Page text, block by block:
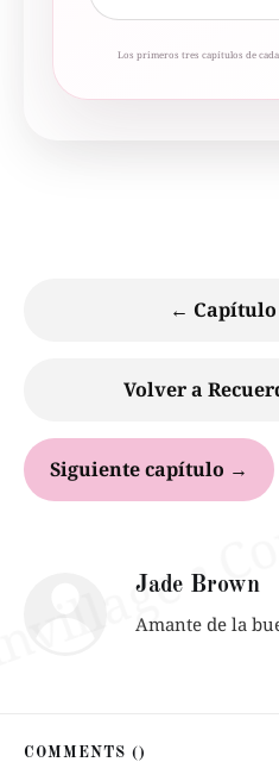
Los primeros tres capítulos de
←
Volver a
Siguiente capítulo →
Jade Brown
Amante de la
COMMENTS ()